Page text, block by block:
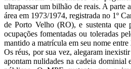
ultrapassar um bilhão de reais. A parte
área em 1973/1974, registrada no 1º
de Porto Velho (RO), e sustenta que
ocupações fomentadas ou toleradas
mantido a matrícula em seu nome entre
Os réus, por sua vez, alegaram
apontam nulidades na cadeia dominial